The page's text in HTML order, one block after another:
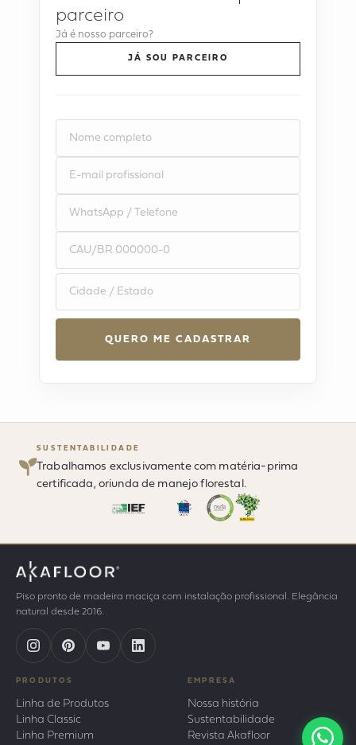
parceiro
Já é nosso parceiro?
JÁ SOU PARCEIRO
SUSTENTABILIDADE
Trabalhamos exclusivamente com matéria-prima
certificada, oriunda de manejo florestal.
Piso pronto de madeira maciça com instalação profissional. Elegância
natural desde 2016.
PRODUTOS
Linha de Produtos
Linha Classic
Linha Premium
EMPRESA
Nossa história
Sustentabilidade
Revista Akafloor